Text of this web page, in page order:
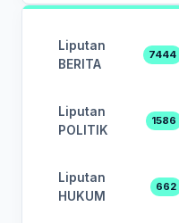
Liputan
BERITA
7444
Liputan
POLITIK
1586
Liputan
HUKUM
662